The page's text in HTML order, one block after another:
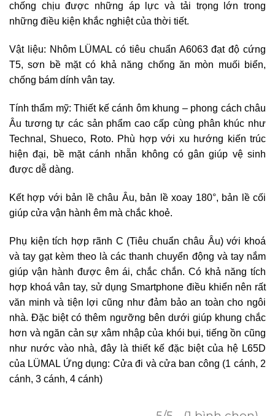
chống chịu được những áp lực và tải trọng lớn trong
những điều kiện khắc nghiệt của thời tiết.
Vật liệu: Nhôm LÜMAL có tiêu chuẩn A6063 đạt độ cứng
T5, sơn bề mặt có khả năng chống ăn mòn muối biển,
chống bám dính vân tay.
Tính thẩm mỹ: Thiết kế cánh ôm khung – phong cách châu
Âu tương tự các sản phẩm cao cấp cùng phân khúc như
Technal, Shueco, Roto. Phù hợp với xu hướng kiến trúc
hiện đại, bề mặt cánh nhẵn không có gân giúp vệ sinh
được dễ dàng.
Kết hợp với bản lề châu Âu, bản lề xoay 180°, bản lề cối
giúp cửa vận hành êm mà chắc khoẻ.
Phụ kiện tích hợp rãnh C (Tiêu chuẩn châu Âu) với khoá
và tay gạt kèm theo là các thanh chuyển động và tay nắm
giúp vận hành được êm ái, chắc chắn. Có khả năng tích
hợp khoá vân tay, sử dụng Smartphone điều khiển nên rất
văn minh và tiện lợi cũng như đảm bảo an toàn cho ngôi
nhà. Đặc biệt có thêm ngưỡng bên dưới giúp khung chắc
hơn và ngăn cản sự xâm nhập của khói bụi, tiếng ồn cũng
như nước vào nhà, đây là thiết kế đặc biệt của hệ L65D
của LÜMAL Ứng dụng: Cửa đi và cửa ban công (1 cánh, 2
cánh, 3 cánh, 4 cánh)